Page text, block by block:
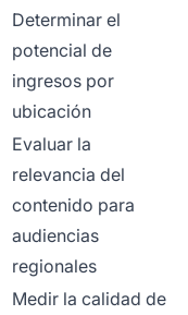
Determinar el
potencial de
ingresos por
ubicación
Evaluar la
relevancia del
contenido para
audiencias
regionales
Medir la calidad de